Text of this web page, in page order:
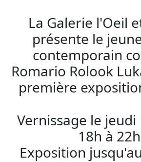
La Galerie l'Oeil
présente le
contemporain
Romario Rolook
première
Vernissage le jeudi
18h à 22h
Exposition